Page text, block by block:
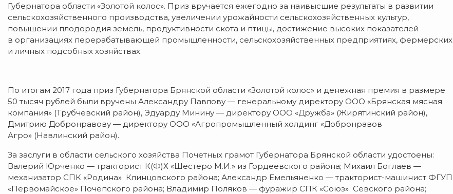
Губернатора области «Золотой колос». Приз вручается ежегодно за наивысшие результаты в развитии
сельскохозяйственного производства, увеличении урожайности сельскохозяйственных культур,
повышении плодородия земель, продуктивности скота и птицы, достижение высоких показателей
в организациях перерабатывающей промышленности, сельскохозяйственных предприятиях, фермерских
и личных подсобных хозяйствах.
По итогам 2017 года приз Губернатора Брянской области «Золотой колос» и денежная премия в размере
50 тысяч рублей были вручены Александру Павлову — генеральному директору ООО «Брянская мясная
компания» (Трубчевский район), Эдуарду Минину — директору ООО «Дружба» (Жирятинский район),
Дмитрию Добронравову — директору ООО «Агропромышленный холдинг «Добронравов
Агро» (Навлинский район).
За заслуги в области сельского хозяйства Почетных грамот Губернатора Брянской области удостоены:
Валерий Юрченко — тракторист К(Ф)Х «Шестеро М.И.» из Гордеевского района; Михаил Боглаев —
механизатор СПК «Родина» Клинцовского района; Александр Емельяненко — тракторист-машинист ФГУП
«Первомайское» Почепского района; Владимир Поляков — фуражир СПК «Союз» Севского района;